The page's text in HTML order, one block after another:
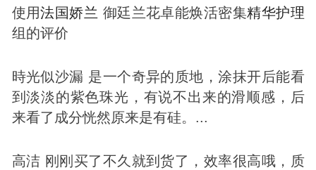
使用法国娇兰 御廷兰花卓能焕活密集精华护理
组的评价
時光似沙漏 是一个奇异的质地，涂抹开后能看
到淡淡的紫色珠光，有说不出来的滑顺感，后
来看了成分恍然原来是有硅。...
高洁 刚刚买了不久就到货了，效率很高哦，质